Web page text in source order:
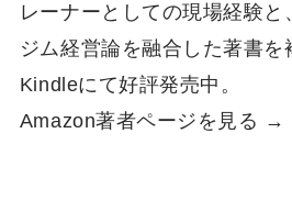
レーナーとしての現場経験
ジム経営論を融合した著書
Kindleにて好評発売中。
Amazon著者ページを見る →